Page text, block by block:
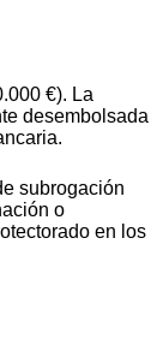
€). La
desembolsada
subrogación
o
en los